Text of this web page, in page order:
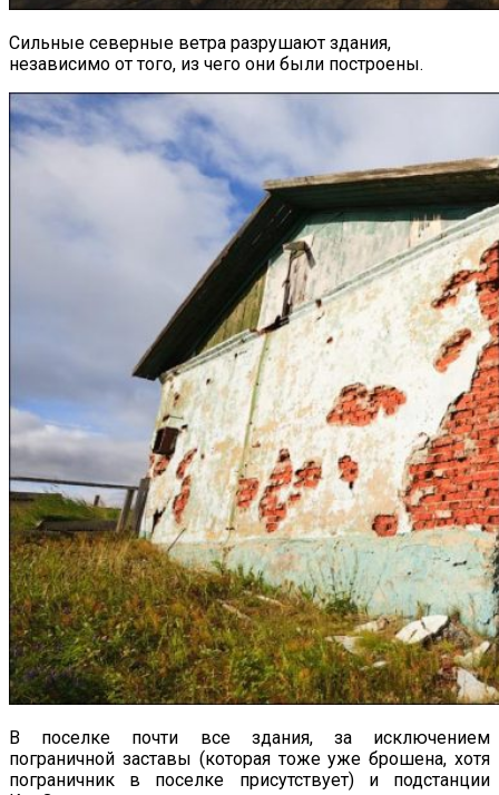
Сильные северные ветра разрушают здания,
независимо от того, из чего они были построены.
В поселке почти все здания, за исключением
пограничной заставы (которая тоже уже брошена, хотя
пограничник в поселке присутствует) и подстанции